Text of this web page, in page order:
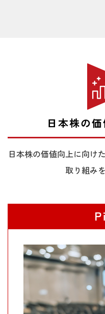
【石黒英之
株に投資機
報整理と日
2025/09/24
【石黒英之
本株と今後
【石黒英之
期政権の政
2025/09/08
【石黒英之
で日本市場
【石黒英之
カギを握る
日本株の
日本株の価値向上に向け
取り組み